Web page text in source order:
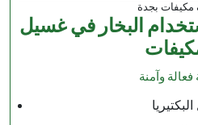
مكيفات بجدة
البخار في غسيل